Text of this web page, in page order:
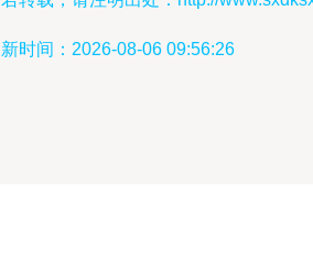
时间：2026-08-06 09:56:26